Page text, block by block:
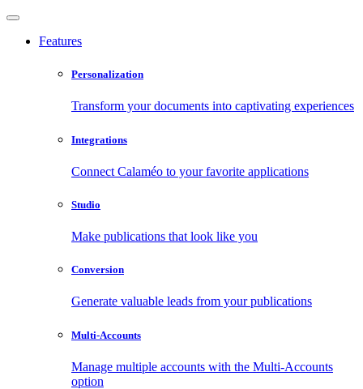
Features
Personalization
Transform your documents into captivating experiences
Integrations
Connect Calaméo to your favorite applications
Studio
Make publications that look like you
Conversion
Generate valuable leads from your publications
Multi-Accounts
Manage multiple accounts with the Multi-Accounts
option